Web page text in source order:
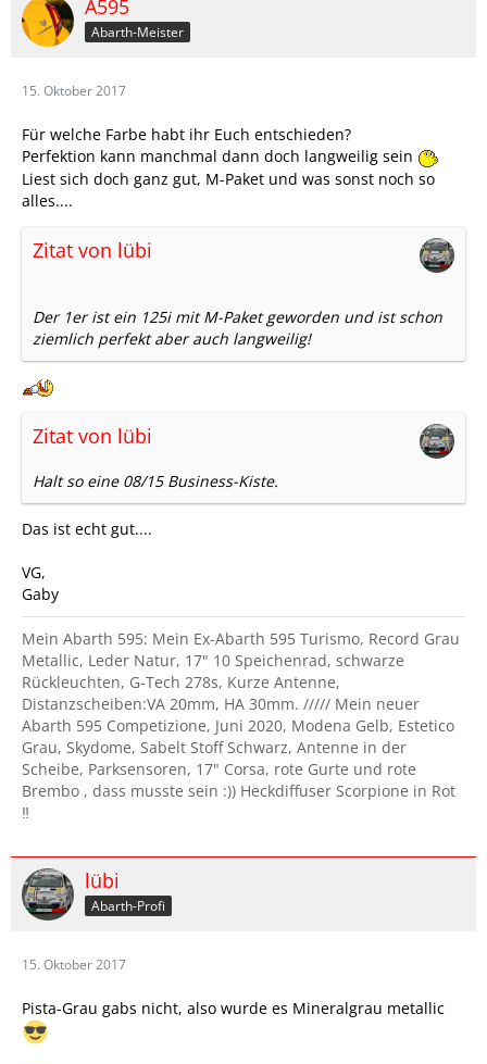
A595
Abarth-Meister
15. Oktober 2017
Für welche Farbe habt ihr Euch entschieden?
Perfektion kann manchmal dann doch langweilig sein
Liest sich doch ganz gut, M-Paket und was sonst noch so
alles....
Zitat von lübi
Der 1er ist ein 125i mit M-Paket geworden und ist schon
ziemlich perfekt aber auch langweilig!
Zitat von lübi
Halt so eine 08/15 Business-Kiste.
Das ist echt gut....
VG,
Gaby
Mein Abarth 595: Mein Ex-Abarth 595 Turismo, Record Grau
Metallic, Leder Natur, 17" 10 Speichenrad, schwarze
Rückleuchten, G-Tech 278s, Kurze Antenne,
Distanzscheiben:VA 20mm, HA 30mm. ///// Mein neuer
Abarth 595 Competizione, Juni 2020, Modena Gelb, Estetico
Grau, Skydome, Sabelt Stoff Schwarz, Antenne in der
Scheibe, Parksensoren, 17" Corsa, rote Gurte und rote
Brembo , dass musste sein :)) Heckdiffuser Scorpione in Rot
‼️
lübi
Abarth-Profi
15. Oktober 2017
Pista-Grau gabs nicht, also wurde es Mineralgrau metallic